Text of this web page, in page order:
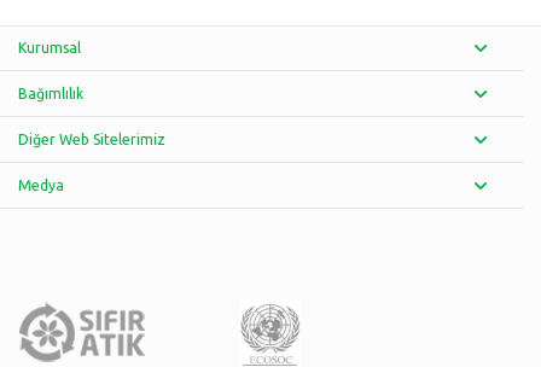
Kurumsal
Bağımlılık
Diğer Web Sitelerimiz
Medya